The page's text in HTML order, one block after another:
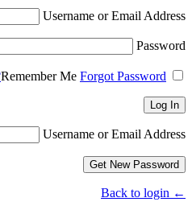
Username or Email Address
Password
Remember Me Forgot Password?
Log In
Username or Email Address
Get New Password
← Back to login